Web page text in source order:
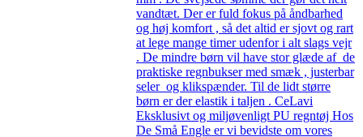
vandtæt. Der er fuld fokus på åndbarhed
og høj komfort , så det altid er sjovt og rart
at lege mange timer udenfor i alt slags vejr
. De mindre børn vil have stor glæde af de
praktiske regnbukser med smæk , justerbar
seler og klikspænder. Til de lidt større
børn er der elastik i taljen . CeLavi
Eksklusivt og miljøvenligt PU regntøj Hos
De Små Engle er vi bevidste om vores